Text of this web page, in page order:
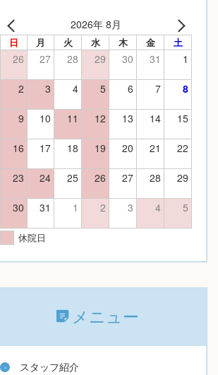
2026年 8月
日 月 火 水 木 金 土
26 27 28 29 30 31 1
2 3 4 5 6 7 8
9 10 11 12 13 14 15
16 17 18 19 20 21 22
23 24 25 26 27 28 29
30 31 1 2 3 4 5
休院日
メニュー
スタッフ紹介